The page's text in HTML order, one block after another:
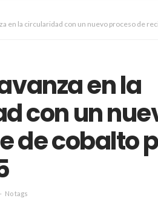
la circularidad con un nuevo proceso de reciclaje de cobalto para
en la
con un
de cobalto
No tags